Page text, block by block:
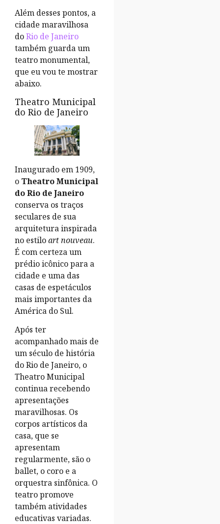
Além desses pontos, a
cidade maravilhosa
doRio de Janeiro
também guarda um
teatro monumental,
que eu vou te mostrar
abaixo.
Theatro Municipal
do Rio de Janeiro
Inaugurado em 1909,
o Theatro Municipal
do Rio de Janeiro
conserva os traços
seculares de sua
arquitetura inspirada
no estiloart nouveau.
É com certeza um
prédio icônico para a
cidade e uma das
casas de espetáculos
mais importantes da
América do Sul.
Após ter
acompanhado mais de
um século de história
do Rio de Janeiro, o
Theatro Municipal
continua recebendo
apresentações
maravilhosas. Os
corpos artísticos da
casa, que se
apresentam
regularmente, são o
ballet, o coro e a
orquestra sinfônica. O
teatro promove
também atividades
educativas variadas.